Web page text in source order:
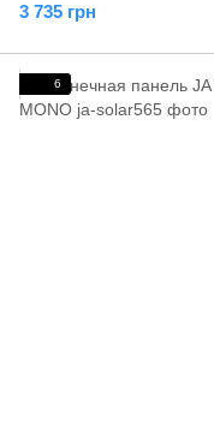
3 735 грн
6